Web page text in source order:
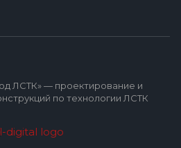
ЛСТК» — проектирование и
по технологии ЛСТК